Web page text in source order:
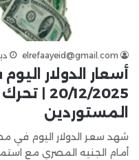
elrefaayeid@gmail.com
أسعار الدولار
20/12/
المستوردين
أمام الجنيه المصري مع